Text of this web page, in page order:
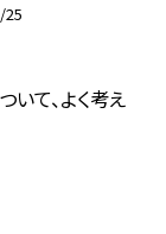
25
いて、よく考え